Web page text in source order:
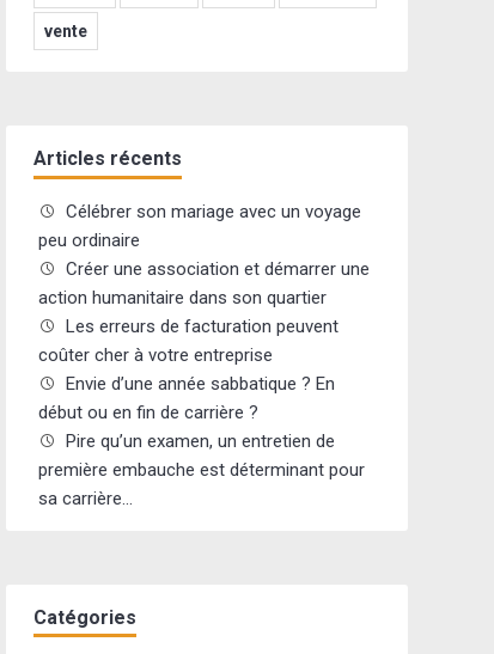
vente
Articles récents
Célébrer son mariage avec un voyage
peu ordinaire
Créer une association et démarrer une
action humanitaire dans son quartier
Les erreurs de facturation peuvent
coûter cher à votre entreprise
Envie d’une année sabbatique ? En
début ou en fin de carrière ?
Pire qu’un examen, un entretien de
première embauche est déterminant pour
sa carrière…
Catégories